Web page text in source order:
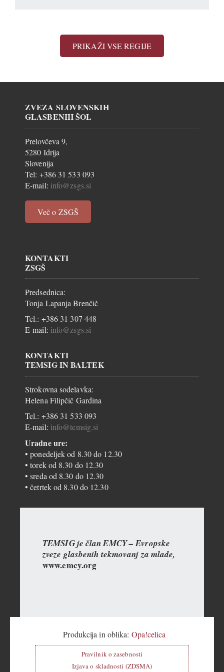
PRIKAŽI VSE REGIJE
ZVEZA SLOVENSKIH
GLASBENIH ŠOL
Prelovčeva 9,
5280 Idrija
Slovenija
Tel: +386 31 533 093
E-mail: info@zsgs.si
Več o ZSGŠ
KONTAKTI
ZSGŠ
Predsednica:
Tonja Lapanja Brenčič
Tel.: +386 31 307 448
E-mail: info@zsgs.si
KONTAKTI
TEMSIG IN BALTEK
Strokovna sodelavka:
Helena Filipčič Gardina
Tel.: +386 31 533 093
E-mail: info@temsig.si
Uradne ure:
• ponedeljek od 8.30 do 12.30
• torek od 8.30 do 12.30
• sreda od 8.30 do 12.30
• četrtek od 8.30 do 12.30
TEMSIG je član EMCY – Evropske
zveze glasbenih tekmovanj za mlade,
www.emcy.org
Produkcija in oblika: Opa!celica
Pravilnik o zasebnosti
Izjava o skladnosti (ZDSMA)